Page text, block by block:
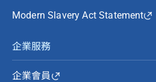
Modern Slavery Act Statement
企業服務
企業會員